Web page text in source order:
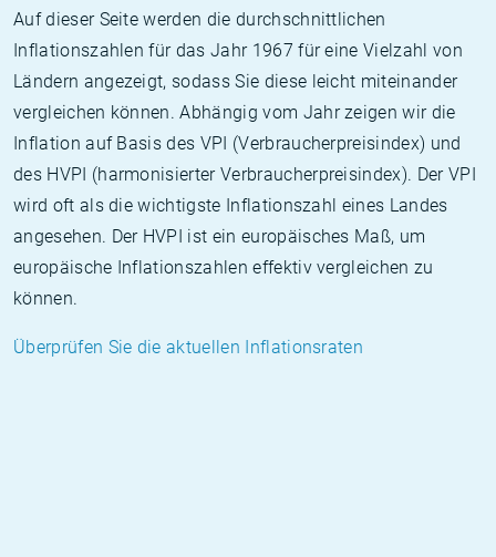
Auf dieser Seite werden die durchschnittlichen
Inflationszahlen für das Jahr 1967 für eine Vielzahl von
Ländern angezeigt, sodass Sie diese leicht miteinander
vergleichen können. Abhängig vom Jahr zeigen wir die
Inflation auf Basis des VPI (Verbraucherpreisindex) und
des HVPI (harmonisierter Verbraucherpreisindex). Der VPI
wird oft als die wichtigste Inflationszahl eines Landes
angesehen. Der HVPI ist ein europäisches Maß, um
europäische Inflationszahlen effektiv vergleichen zu
können.
Überprüfen Sie die aktuellen Inflationsraten